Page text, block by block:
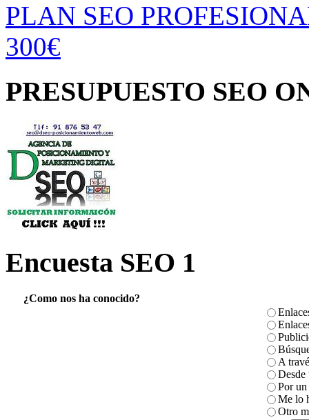
PLAN SEO
300€
PRESUPUESTO SEO
Encuesta SEO 1
¿Como nos ha conocido?
A
Desde
Por
Me lo
Otro